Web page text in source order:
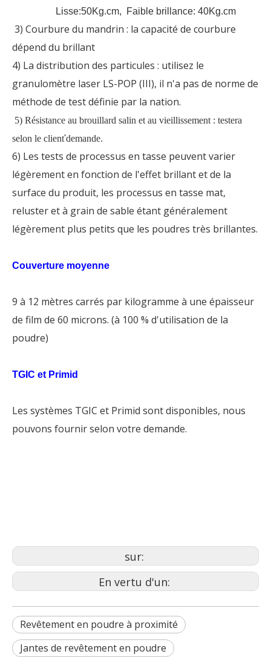
Lisse:50Kg.cm, Faible brillance: 40Kg.cm
3) Courbure du mandrin : la capacité de courbure
dépend du brillant
4) La distribution des particules : utilisez le
granulomètre laser LS-POP (III), il n'a pas de norme de
méthode de test définie par la nation.
5) Résistance au brouillard salin et au vieillissement : testera
selon le client'demande.
6) Les tests de processus en tasse peuvent varier
légèrement en fonction de l'effet brillant et de la
surface du produit, les processus en tasse mat,
reluster et à grain de sable étant généralement
légèrement plus petits que les poudres très brillantes.
Couverture moyenne
9 à 12 mètres carrés par kilogramme à une épaisseur
de film de 60 microns. (à 100 % d'utilisation de la
poudre)
TGIC et Primid
Les systèmes TGIC et Primid sont disponibles, nous
pouvons fournir selon votre demande.
sur:
En vertu d'un:
Revêtement en poudre à proximité
Jantes de revêtement en poudre